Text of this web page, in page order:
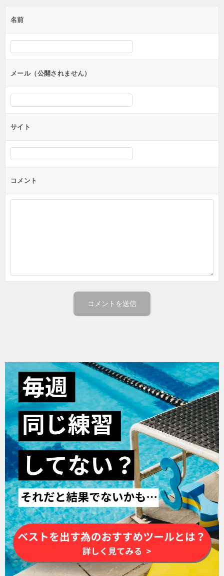
ー
シ
ン
名前
メール（公開されません）
サイト
コメント